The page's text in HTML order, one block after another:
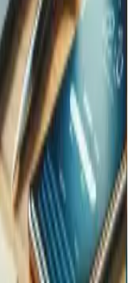
connexion entre vos
de croissance.
boutique et votre
? Votre logistique